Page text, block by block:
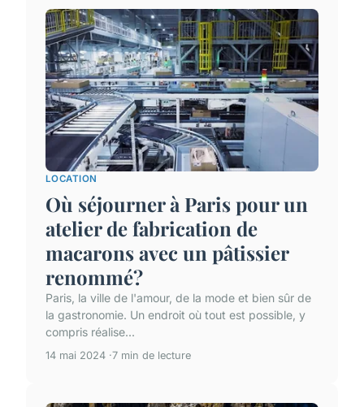
LOCATION
Où séjourner à Paris pour un
atelier de fabrication de
macarons avec un pâtissier
renommé?
Paris, la ville de l'amour, de la mode et bien sûr de
la gastronomie. Un endroit où tout est possible, y
compris réalise...
14 mai 2024 7 min de lecture